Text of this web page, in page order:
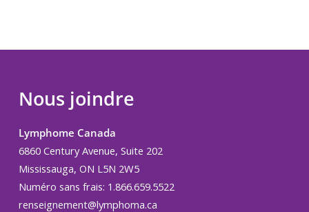
Nous joindre
Lymphome Canada
6860 Century Avenue, Suite 202
Mississauga, ON L5N 2W5
Numéro sans frais: 1.866.659.5522
renseignement@lymphoma.ca